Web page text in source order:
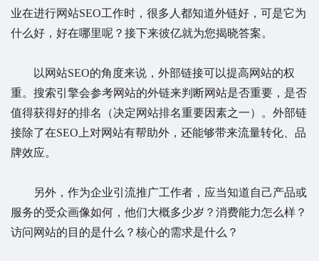
业在进行网站SEO工作时，很多人都知道外链好，可是它为
什么好，好在哪里呢？接下来彼亿就为您揭晓答案。
以网站SEO的角度来说，外部链接可以提高网站的权
重。搜索引擎会参考网站的外链来判断网站是否重要，是否
值得获得好的排名（决定网站排名重要因素之一）
。外部链
接除了在SEO上对网站有帮助外，还能够带来流量转化、品
牌效应。
另外，作为企业引流推广工作者，应当知道自己产品或
服务的受众画像如何，他们大概多少岁？消费能力怎么样？
访问网站的目的是什么？核心的需求是什么？